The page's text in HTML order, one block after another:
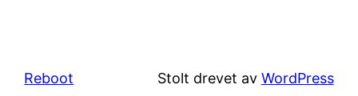
Reboot Stolt drevet av WordPress